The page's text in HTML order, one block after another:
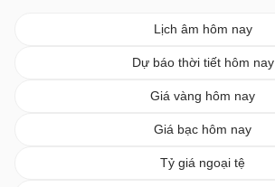
Lịch âm hôm nay
Dự báo thời tiết hôm nay
Giá vàng hôm nay
Giá bạc hôm nay
Tỷ giá ngoại tệ